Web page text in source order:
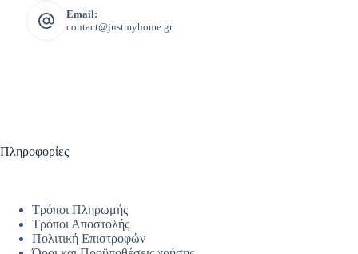
Email:
contact@justmyhome.gr
Πληροφορίες
Τρόποι Πληρωμής
Τρόποι Αποστολής
Πολιτική Επιστροφών